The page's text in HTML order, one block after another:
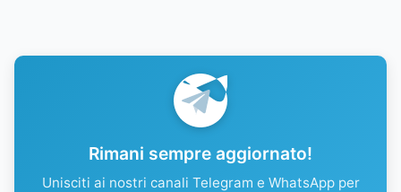
Rimani sempre aggiornato!
Unisciti ai nostri canali Telegram e WhatsApp per